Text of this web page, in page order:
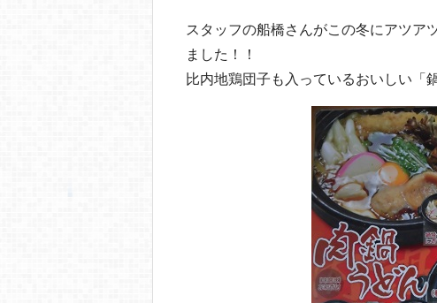
スタッフの船橋さんがこの冬にアツア
ました！！
比内地鶏団子も入っているおいしい「